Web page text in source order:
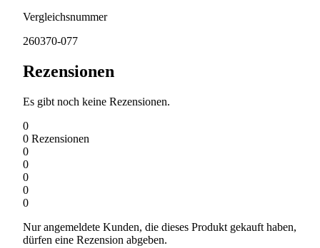
Vergleichsnummer
260370-077
Rezensionen
Es gibt noch keine Rezensionen.
0
0 Rezensionen
0
0
0
0
0
Nur angemeldete Kunden, die dieses Produkt gekauft haben,
dürfen eine Rezension abgeben.